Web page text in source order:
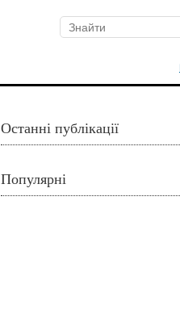
Останні публікації
Популярні